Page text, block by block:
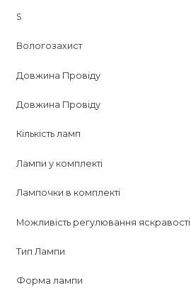
S
Вологозахист
Довжина Провіду
Довжина Провіду
Кількість ламп
Лампи у комплекті
Лампочки в комплекті
Можливість регулювання яскравості
Тип Лампи
Форма лампи